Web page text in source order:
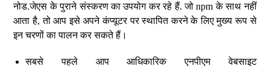
नोड.जेएस के पुराने संस्करण का उपयोग कर रहे हैं. जो npm के साथ नहीं
आता है, तो आप इसे अपने कंप्यूटर पर स्थापित करने के लिए मुख्य रूप से
इन चरणों का पालन कर सकते हैं।
सबसे पहले आप आधिकारिक एनपीएम वेबसाइट